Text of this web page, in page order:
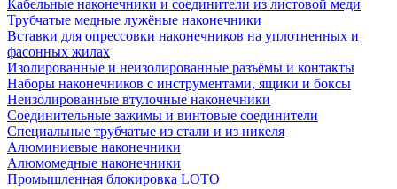
Кабельные наконечники и соединители из листовой меди
Трубчатые медные лужёные наконечники
Вставки для опрессовки наконечников на уплотненных и
фасонных жилах
Изолированные и неизолированные разъёмы и контакты
Наборы наконечников с инструментами, ящики и боксы
Неизолированные втулочные наконечники
Соединительные зажимы и винтовые соединители
Специальные трубчатые из стали и из никеля
Алюминиевые наконечники
Алюмомедные наконечники
Промышленная блокировка LOTO